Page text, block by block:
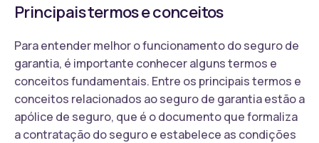
Principais termos e conceitos
Para entender melhor o funcionamento do seguro de
garantia, é importante conhecer alguns termos e
conceitos fundamentais. Entre os principais termos e
conceitos relacionados ao seguro de garantia estão a
apólice de seguro, que é o documento que formaliza
a contratação do seguro e estabelece as condições